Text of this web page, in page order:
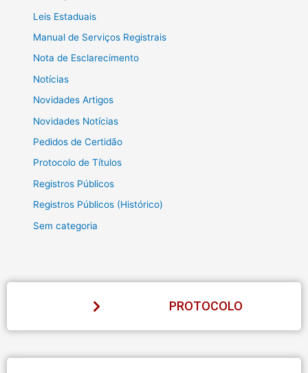
Leis Estaduais
Manual de Serviços Registrais
Nota de Esclarecimento
Notícias
Novidades Artigos
Novidades Notícias
Pedidos de Certidão
Protocolo de Títulos
Registros Públicos
Registros Públicos (Histórico)
Sem categoria
PROTOCOLO